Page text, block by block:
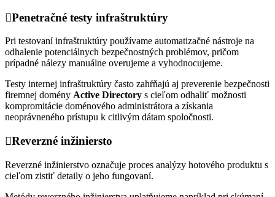
Penetračné testy infraštruktúry
Pri testovaní infraštruktúry používame automatizačné nástroje na
odhalenie potenciálnych bezpečnostných problémov, pričom
prípadné nálezy manuálne overujeme a vyhodnocujeme.
Testy internej infraštruktúry často zahŕňajú aj preverenie bezpečnosti
firemnej domény Active Directory s cieľom odhaliť možnosti
kompromitácie doménového administrátora a získania
neoprávneného prístupu k citlivým dátam spoločnosti.
Reverzné inžiniersto
Reverzné inžinierstvo označuje proces analýzy hotového produktu s
cieľom zistiť detaily o jeho fungovaní.